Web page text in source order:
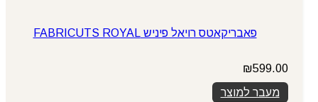
פאבריקאטס רויאל פיניש FABRICUTS ROYAL
₪599.00
מעבר למוצר